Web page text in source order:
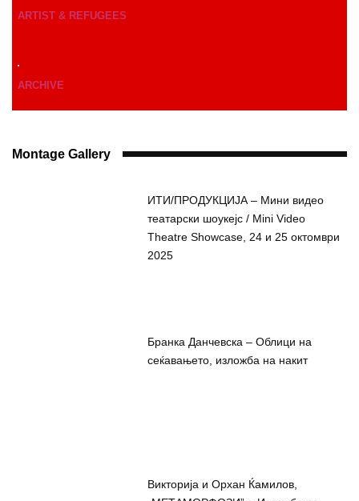
ARTIST & REFUGEES
ARCHIVE
Montage Gallery
ИТИ/ПРОДУКЦИЈА – Мини видео
театарски шоукејс / Mini Video
Theatre Showcase, 24 и 25 октомври
2025
Бранка Данчевска – Облици на
сеќавањето, изложба на накит
Викторија и Орхан Ќамилов,